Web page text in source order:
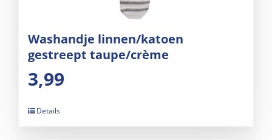
Washandje linnen/katoen
gestreept taupe/crème
3,99
Details